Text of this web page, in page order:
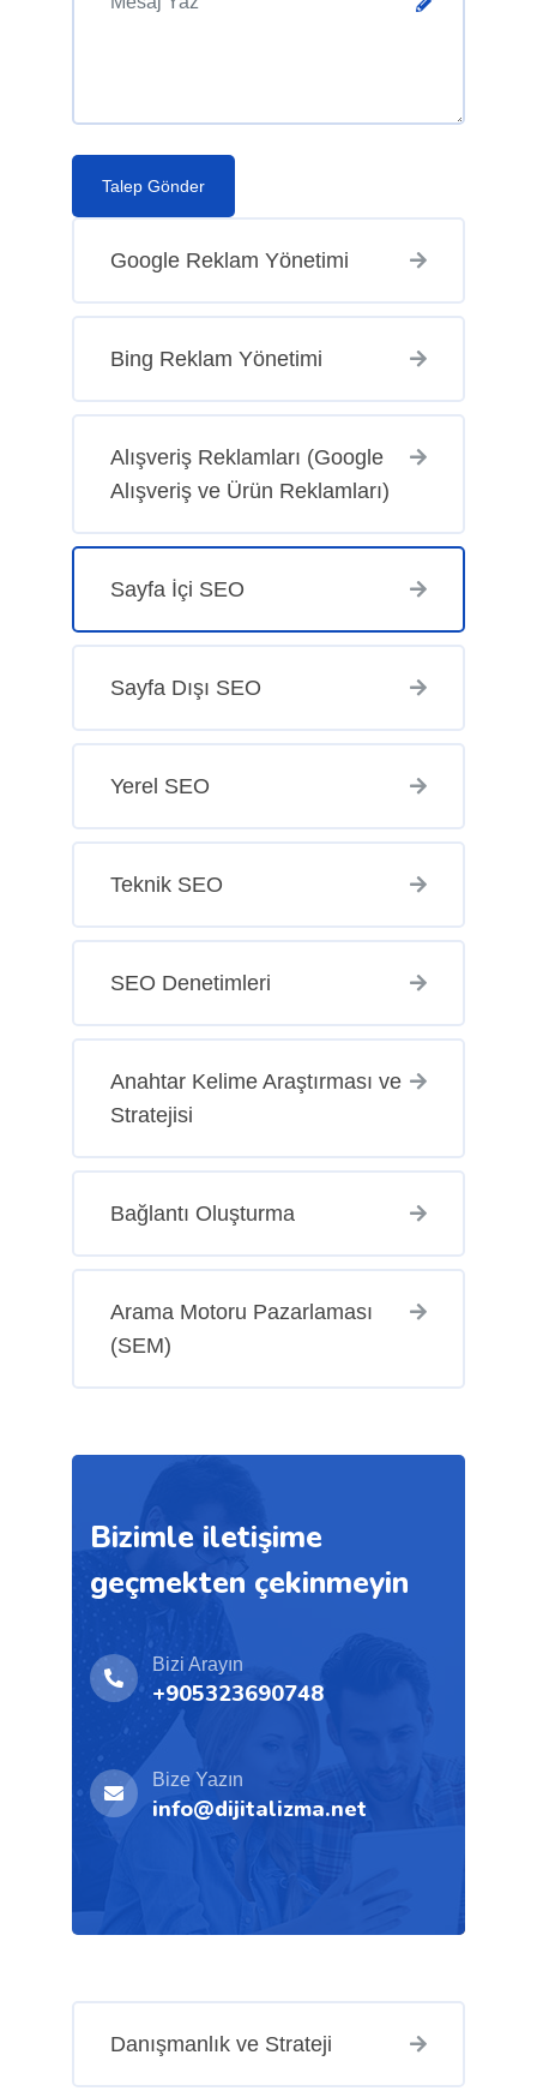
Google Reklam Yönetimi
Bing Reklam Yönetimi
Alışveriş Reklamları (Google
Alışveriş ve Ürün Reklamları)
Sayfa İçi SEO
Sayfa Dışı SEO
Yerel SEO
Teknik SEO
SEO Denetimleri
Anahtar Kelime Araştırması ve
Stratejisi
Bağlantı Oluşturma
Arama Motoru Pazarlaması
(SEM)
Bizimle iletişime
geçmekten çekinmeyin
Bizi Arayın
+905323690748
Bize Yazın
info@dijitalizma.net
Danışmanlık ve Strateji
Talep Gönder